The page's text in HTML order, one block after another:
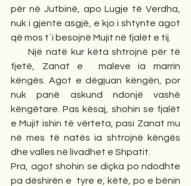
për në Jutbinë, apo Lugje të Verdha,
nuk i gjente asgjë, e kjo i shtynte agot
që mos t`i besojnë Mujit në fjalët e tij.
Një natë kur këta shtrojnë për të
fjetë, Zanat e  maleve ia marrin
këngës. Agot e dëgjuan këngën, por
nuk panë askund ndonjë vashë
këngëtare. Pas kësaj, shohin se fjalët
e Mujit ishin të vërteta, pasi Zanat mu
në mes të natës ia shtrojnë këngës
dhe valles në livadhet e Shpatit.
Pra, agot shohin se diçka po ndodhte
pa dëshirën e  tyre e, këtë, po e bënin